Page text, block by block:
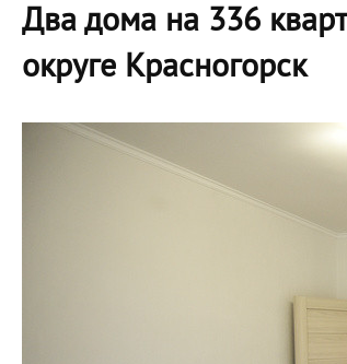
Два дома на 336
округе Красногорск